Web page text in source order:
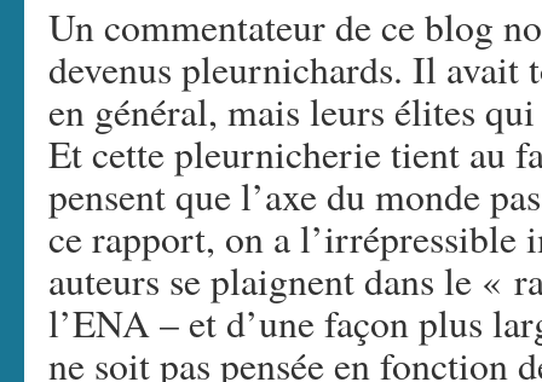
Un commentateur de ce blog
devenus pleurnichards. Il avait
en général, mais leurs élites
Et cette pleurnicherie tient au
pensent que l’axe du monde
ce rapport, on a l’irrépressible
auteurs se plaignent dans le «
l’ENA – et d’une façon plus
ne soit pas pensée en fonction